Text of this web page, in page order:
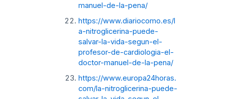
manuel-de-la-pena/
https://www.diariocomo.es/l
a-nitroglicerina-puede-
salvar-la-vida-segun-el-
profesor-de-cardiologia-el-
doctor-manuel-de-la-pena/
https://www.europa24horas.
com/la-nitroglicerina-puede-